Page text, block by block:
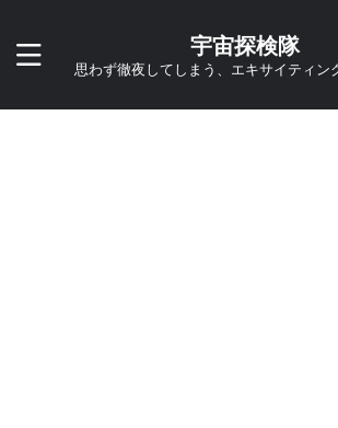
宇宙探検隊
思わず徹夜してしまう、エキサイティン